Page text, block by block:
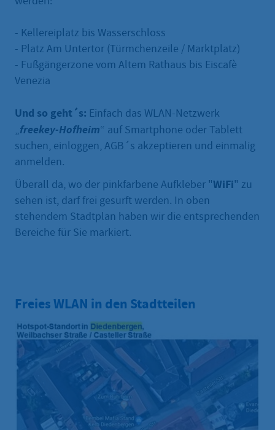
- Kellereiplatz bis Wasserschloss
- Platz Am Untertor (Türmchenzeile / Marktplatz)
- Fußgängerzone vom Altem Rathaus bis Eiscafè
Venezia
Und so geht´s: Einfach das WLAN-Netzwerk
„freekey-Hofheim“ auf Smartphone oder Tablett
suchen, einloggen, AGB´s akzeptieren und einmalig
anmelden.
Überall da, wo der pinkfarbene Aufkleber "WiFi" zu
sehen ist, darf frei gesurft werden. In oben
stehendem Stadtplan haben wir die entsprechenden
Bereiche für Sie markiert.
Freies WLAN in den Stadtteilen